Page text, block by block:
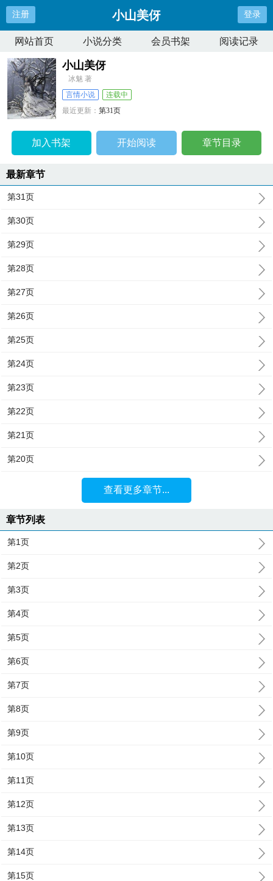
注册 小山美伢 登录
网站首页 小说分类 会员书架 阅读记录
小山美伢
冰魅 著
言情小说
连载中
最近更新：第31页
加入书架 开始阅读 章节目录
最新章节
第31页
第30页
第29页
第28页
第27页
第26页
第25页
第24页
第23页
第22页
第21页
第20页
查看更多章节...
章节列表
第1页
第2页
第3页
第4页
第5页
第6页
第7页
第8页
第9页
第10页
第11页
第12页
第13页
第14页
第15页